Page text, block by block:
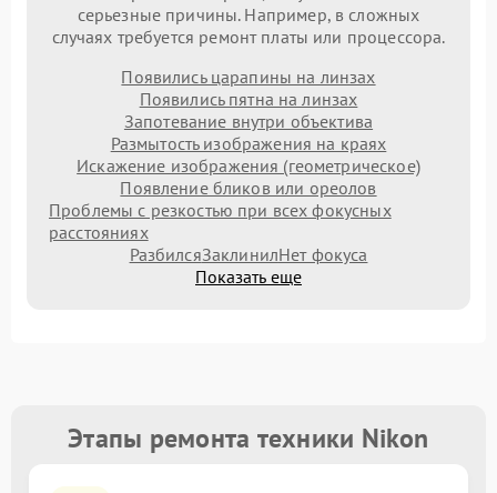
серьезные причины. Например, в сложных
случаях требуется ремонт платы или процессора.
Появились царапины на линзах
Появились пятна на линзах
Запотевание внутри объектива
Размытость изображения на краях
Искажение изображения (геометрическое)
Появление бликов или ореолов
Проблемы с резкостью при всех фокусных
расстояниях
РазбилсяЗаклинилНет фокуса
Показать еще
Этапы ремонта техники Nikon